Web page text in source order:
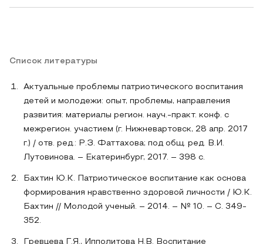
Список литературы
Актуальные проблемы патриотического воспитания
детей и молодежи: опыт, проблемы, направления
развития: материалы регион. науч.-практ. конф. с
межрегион. участием (г. Нижневартовск, 28 апр. 2017
г.) / отв. ред.: Р.З. Фаттахова; под общ. ред. В.И.
Лутовинова. – Екатеринбург, 2017. – 398 с.
Бахтин Ю.К. Патриотическое воспитание как основа
формирования нравственно здоровой личности / Ю.К.
Бахтин // Молодой ученый. – 2014. – № 10. – С. 349-
352.
Гревцева Г.Я., Ипполитова Н.В. Воспитание